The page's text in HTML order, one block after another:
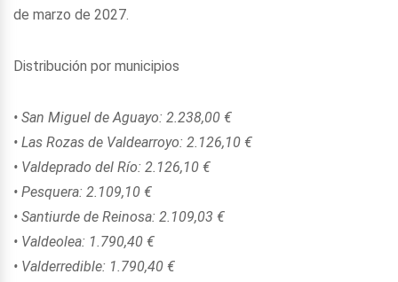
de marzo de 2027.
Distribución por municipios
• San Miguel de Aguayo: 2.238,00 €
• Las Rozas de Valdearroyo: 2.126,10 €
• Valdeprado del Río: 2.126,10 €
• Pesquera: 2.109,10 €
• Santiurde de Reinosa: 2.109,03 €
• Valdeolea: 1.790,40 €
• Valderredible: 1.790,40 €